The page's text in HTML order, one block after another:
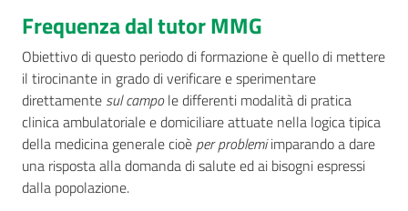
Frequenza dal tutor MMG
Obiettivo di questo periodo di formazione è quello di mettere
il tirocinante in grado di verificare e sperimentare
direttamente sul campole differenti modalità di pratica
clinica ambulatoriale e domiciliare attuate nella logica tipica
della medicina generale cioè per problemiimparando a dare
una risposta alla domanda di salute ed ai bisogni espressi
dalla popolazione.